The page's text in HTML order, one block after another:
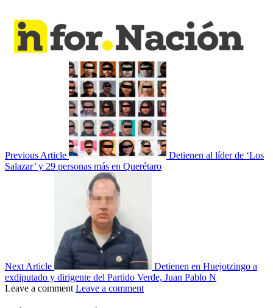
Previous Article
Detienen al líder de ‘Los
Salazar’ y 29 personas más en Querétaro
Next Article
Detienen en Huejotzingo a
exdiputado y dirigente del Partido Verde, Juan Pablo N
Leave a comment Leave a comment